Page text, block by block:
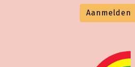
Aanmelden